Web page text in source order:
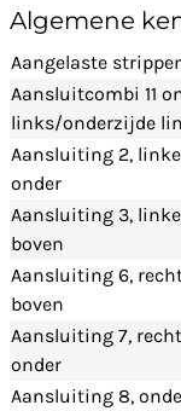
Algemene
Aangelaste
Aansluitcombi 11
links/onderzijde
Aansluiting 2,
onder
Aansluiting 3,
boven
Aansluiting 6,
boven
Aansluiting 7,
onder
Aansluiting 8,